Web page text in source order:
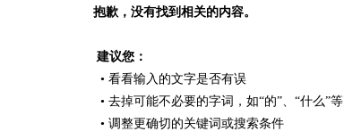
抱歉，没有找到相关的内容。
建议您：
• 看看输入的文字是否有误
• 去掉可能不必要的字词，如“的”、“什么”等
• 调整更确切的关键词或搜索条件